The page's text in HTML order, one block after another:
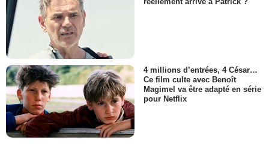
4 millions d’entrées, 4 César…
Ce film culte avec Benoît
Magimel va être adapté en série
pour Netflix